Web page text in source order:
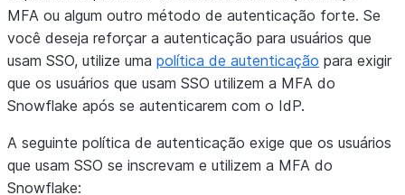
MFA ou algum outro método de autenticação forte. Se
você deseja reforçar a autenticação para usuários que
usam SSO, utilize uma política de autenticação para exigir
que os usuários que usam SSO utilizem a MFA do
Snowflake após se autenticarem com o IdP.
A seguinte política de autenticação exige que os usuários
que usam SSO se inscrevam e utilizem a MFA do
Snowflake: